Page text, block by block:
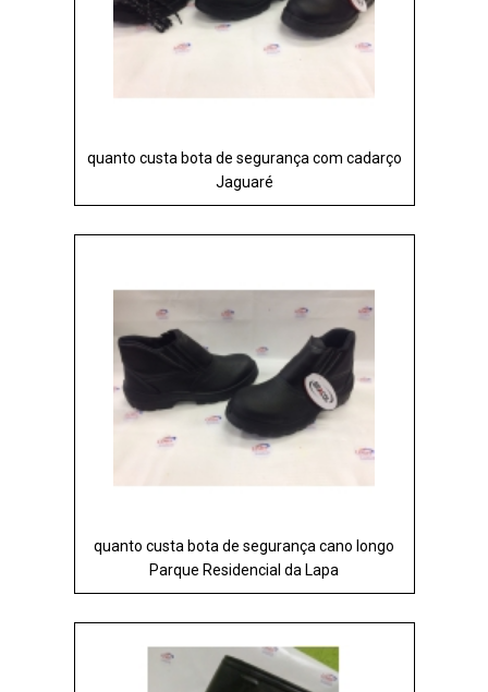
quanto custa bota de segurança com cadarço
Jaguaré
quanto custa bota de segurança cano longo
Parque Residencial da Lapa